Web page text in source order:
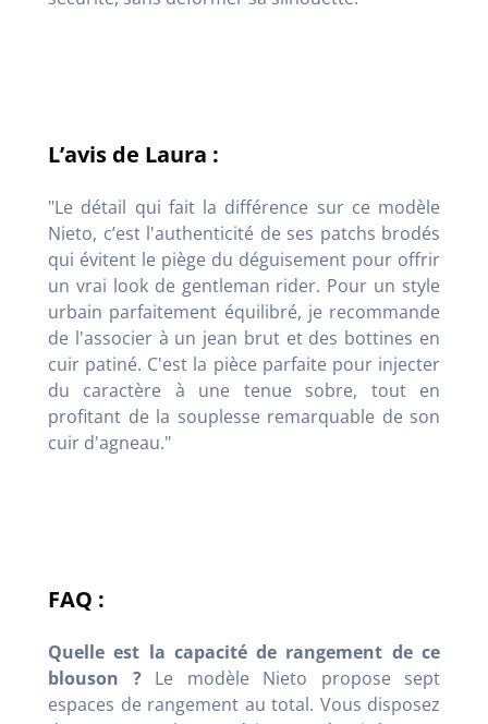
L’avis de Laura :
"Le détail qui fait la différence sur ce modèle
Nieto, c’est l'authenticité de ses patchs brodés
qui évitent le piège du déguisement pour offrir
un vrai look de gentleman rider. Pour un style
urbain parfaitement équilibré, je recommande
de l'associer à un jean brut et des bottines en
cuir patiné. C'est la pièce parfaite pour injecter
du caractère à une tenue sobre, tout en
profitant de la souplesse remarquable de son
cuir d'agneau."
FAQ :
Quelle est la capacité de rangement de ce
blouson ?Le modèle Nieto propose sept
espaces de rangement au total. Vous disposez